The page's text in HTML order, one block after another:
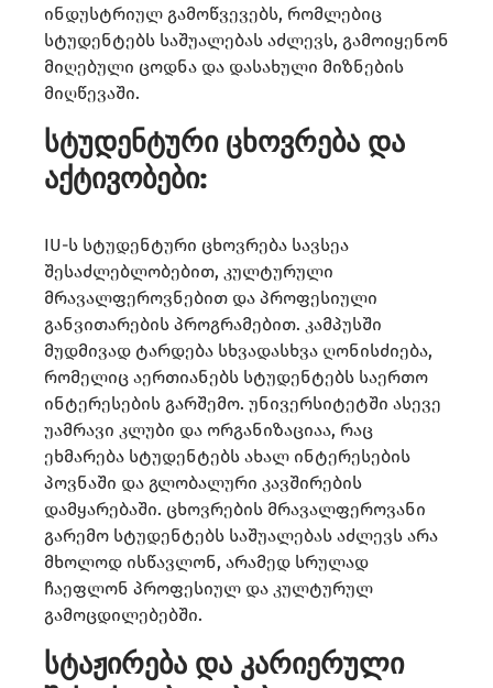
ინდუსტრიულ გამოწვევებს, რომლებიც
სტუდენტებს საშუალებას აძლევს, გამოიყენონ
მიღებული ცოდნა და დასახული მიზნების
მიღწევაში.
სტუდენტური ცხოვრება და
აქტივობები:
IU-ს სტუდენტური ცხოვრება სავსეა
შესაძლებლობებით, კულტურული
მრავალფეროვნებით და პროფესიული
განვითარების პროგრამებით. კამპუსში
მუდმივად ტარდება სხვადასხვა ღონისძიება,
რომელიც აერთიანებს სტუდენტებს საერთო
ინტერესების გარშემო. უნივერსიტეტში ასევე
უამრავი კლუბი და ორგანიზაციაა, რაც
ეხმარება სტუდენტებს ახალ ინტერესების
პოვნაში და გლობალური კავშირების
დამყარებაში. ცხოვრების მრავალფეროვანი
გარემო სტუდენტებს საშუალებას აძლევს არა
მხოლოდ ისწავლონ, არამედ სრულად
ჩაეფლონ პროფესიულ და კულტურულ
გამოცდილებებში.
სტაჟირება და კარიერული